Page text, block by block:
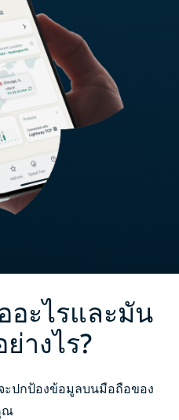
อะไรและมัน
างไร?
ะปกป้องข้อมูลบนมือถือของ
ณ